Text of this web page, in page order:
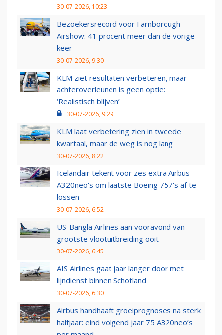
30-07-2026, 10:23
Bezoekersrecord voor Farnborough
Airshow: 41 procent meer dan de vorige
keer
30-07-2026, 9:30
KLM ziet resultaten verbeteren, maar
achteroverleunen is geen optie:
‘Realistisch blijven’
30-07-2026, 9:29
KLM laat verbetering zien in tweede
kwartaal, maar de weg is nog lang
30-07-2026, 8:22
Icelandair tekent voor zes extra Airbus
A320neo's om laatste Boeing 757's af te
lossen
30-07-2026, 6:52
US-Bangla Airlines aan vooravond van
grootste vlootuitbreiding ooit
30-07-2026, 6:45
AIS Airlines gaat jaar langer door met
lijndienst binnen Schotland
30-07-2026, 6:30
Airbus handhaaft groeiprognoses na sterk
halfjaar: eind volgend jaar 75 A320neo’s